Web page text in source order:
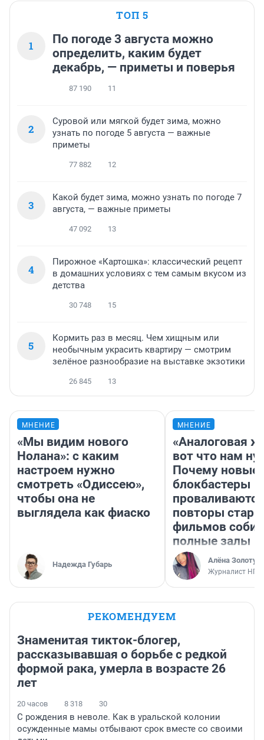
ТОП 5
1
По погоде 3 августа можно
определить, каким будет
декабрь, — приметы и поверья
87 190 11
2
Суровой или мягкой будет зима, можно
узнать по погоде 5 августа — важные
приметы
77 882 12
3
Какой будет зима, можно узнать по погоде 7
августа, — важные приметы
47 092 13
4
Пирожное «Картошка»: классический рецепт
в домашних условиях с тем самым вкусом из
детства
30 748 15
5
Кормить раз в месяц. Чем хищным или
необычным украсить квартиру — смотрим
зелёное разнообразие на выставке экзотики
26 845 13
МНЕНИЕ
«Мы видим нового
Нолана»: с каким
настроем нужно
смотреть «Одиссею»,
чтобы она не
выглядела как фиаско
Надежда Губарь
МНЕНИЕ
«Аналоговая
вот что нам
Почему новые
блокбастеры
повторы
фильмов
полные залы
Алёна
Журналист НГС
РЕКОМЕНДУЕМ
Знаменитая тикток-блогер,
рассказывавшая о борьбе с редкой
формой рака, умерла в возрасте 26
лет
20 часов 8 318 30
С рождения в неволе. Как в уральской колонии
осужденные мамы отбывают срок вместе со своими